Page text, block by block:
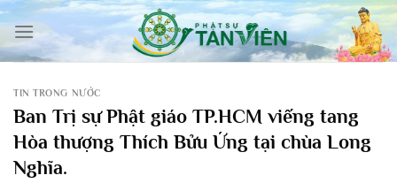
Skip
content
TIN TRONG NƯỚC
Ban Trị sự Phật giáo TP.HCM viếng tang
Hòa thượng Thích Bửu Ứng tại chùa Long
Nghĩa.